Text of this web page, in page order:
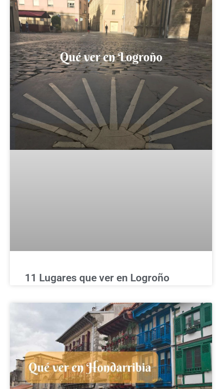
11 Lugares que ver en Logroño